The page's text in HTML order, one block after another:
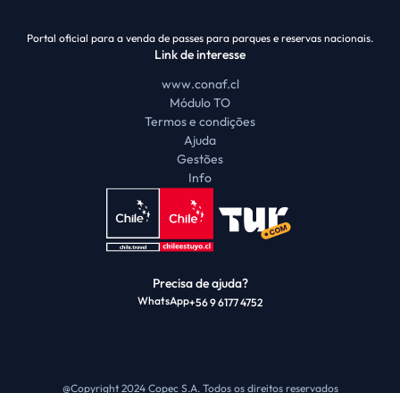
Portal oficial para a venda de passes para parques e reservas nacionais.
Link de interesse
www.conaf.cl
Módulo TO
Termos e condições
Ajuda
Gestões
Info
Precisa de ajuda?
WhatsApp+56 9 6177 4752
@Copyright 2024 Copec S.A. Todos os direitos reservados